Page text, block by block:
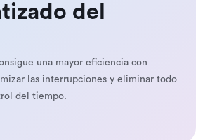
del
una mayor eficiencia con
las interrupciones y eliminar todo
del tiempo.